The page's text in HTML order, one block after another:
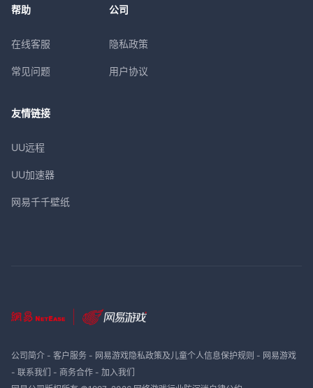
帮助
在线客服
常见问题
公司
隐私政策
用户协议
友情链接
UU远程
UU加速器
网易千千壁纸
公司简介- 客户服务- 网易游戏隐私政策及儿童个人信息保护规则 - 网易游戏
- 联系我们 - 商务合作- 加入我们